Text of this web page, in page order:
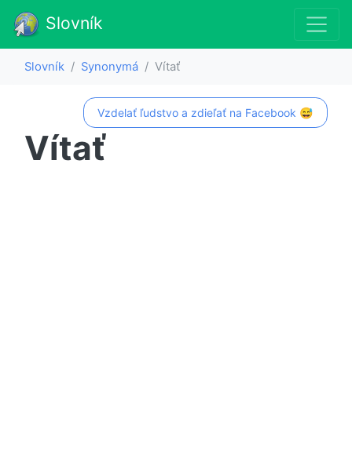
Slovník
Slovník Synonymá Vítať
Vzdelať ľudstvo a zdieľať na Facebook 😅
Vítať